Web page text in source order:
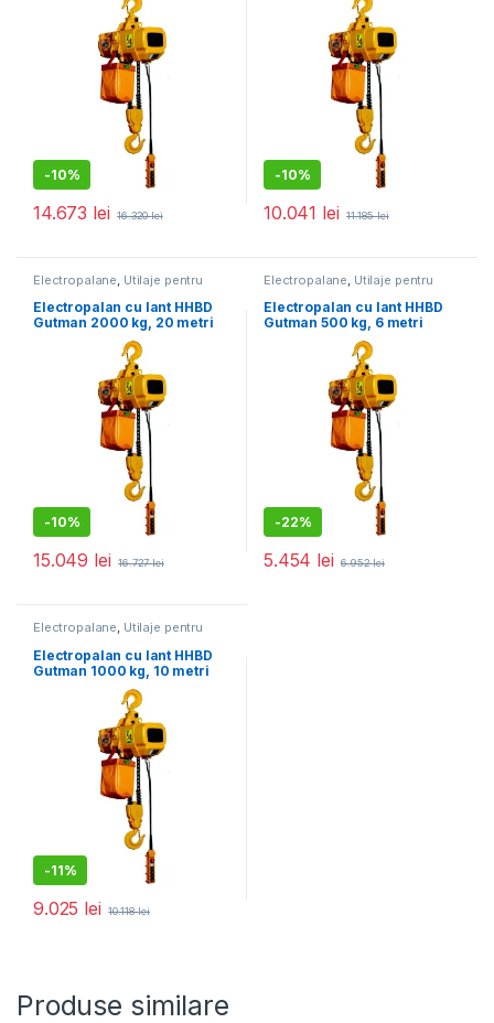
-10%
14.673 lei 16.320lei
-10%
10.041 lei 11.185lei
Electropalane Utilaje pentru
construcții
Electropalan cu lant HHBD
Gutman 2000 kg, 20 metri
-10%
15.049 lei 16.727lei
Electropalane Utilaje pentru
construcții
Electropalan cu lant HHBD
Gutman 500 kg, 6 metri
-22%
5.454 lei 6.952lei
Electropalane, Utilaje pentru
Electropalan cu lant HHBD
Gutman 1000 kg, 10 metri
-11%
9.025 lei 10.118lei
Produse similare